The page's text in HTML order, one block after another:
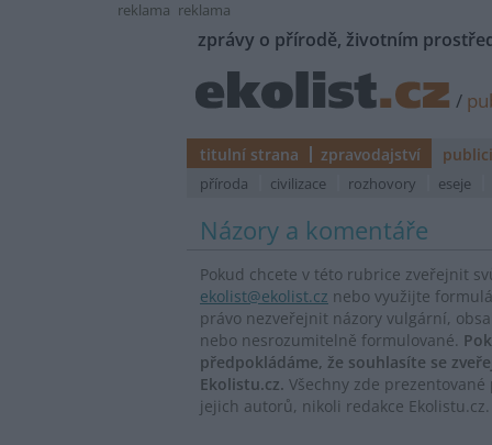
reklama reklama
zprávy o přírodě, životním
/
titulní strana zpravodajství
příroda civilizace rozhovory eseje
Názory a komentáře
Pokud chcete v této rubrice zveřejnit
ekolist@ekolist.cz nebo využijte
právo nezveřejnit názory vulgární,
nebo nesrozumitelně formulované.
předpokládáme, že souhlasíte se
Ekolistu.cz. Všechny zde
jejich autorů, nikoli redakce Ekolistu.cz.